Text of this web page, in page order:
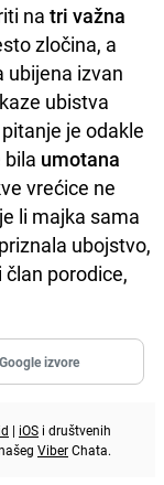
na tri važna
zločina, a
ubijena izvan
ubistva
je odakle
bila umotana
vrećice ne
li majka sama
priznala ubojstvo,
porodice,
izvore
| iOS i društvenih
ViberChata.